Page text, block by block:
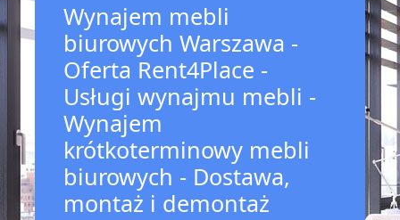
Wynajem mebli
biurowych Warszawa -
Oferta Rent4Place -
Usługi wynajmu mebli -
Wynajem
krótkoterminowy mebli
biurowych - Dostawa,
montaż i demontaż